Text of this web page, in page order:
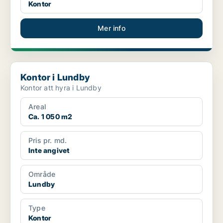
Kontor
Mer info
Kontor i Lundby
Kontor i Lundby
Kontor att hyra i Lundby
Areal
Ca. 1 050 m2
Pris pr. md.
Inte angivet
Område
Lundby
Type
Kontor